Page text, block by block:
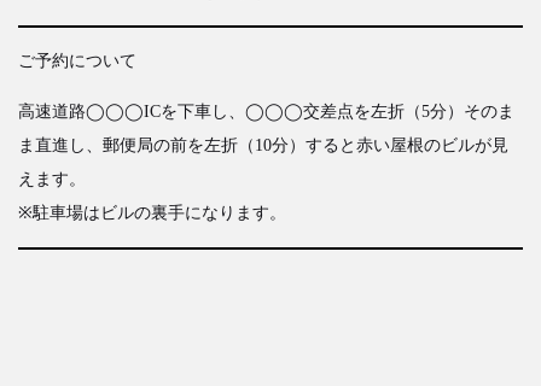
ご予約について
高速道路◯◯◯ICを下車し、◯◯◯交差点を左折（5分）そのま
ま直進し、郵便局の前を左折（10分）すると赤い屋根のビルが見
えます。
※駐車場はビルの裏手になります。